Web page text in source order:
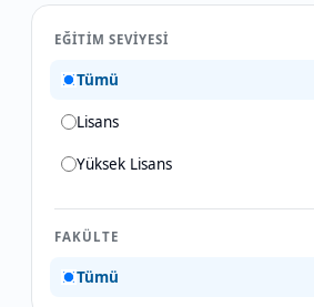
EĞITIM SEVIYESI
Tümü
Lisans
Yüksek Lisans
FAKÜLTE
Tümü